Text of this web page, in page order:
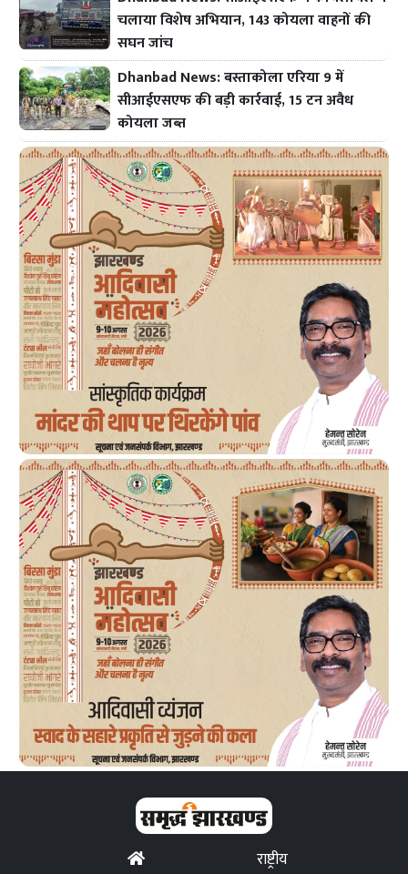
चलाया विशेष अभियान, 143 कोयला वाहनों की
सघन जांच
Dhanbad News: बस्ताकोला एरिया 9 में
सीआईएसएफ की बड़ी कार्रवाई, 15 टन अवैध
कोयला जब्त
राष्ट्रीय